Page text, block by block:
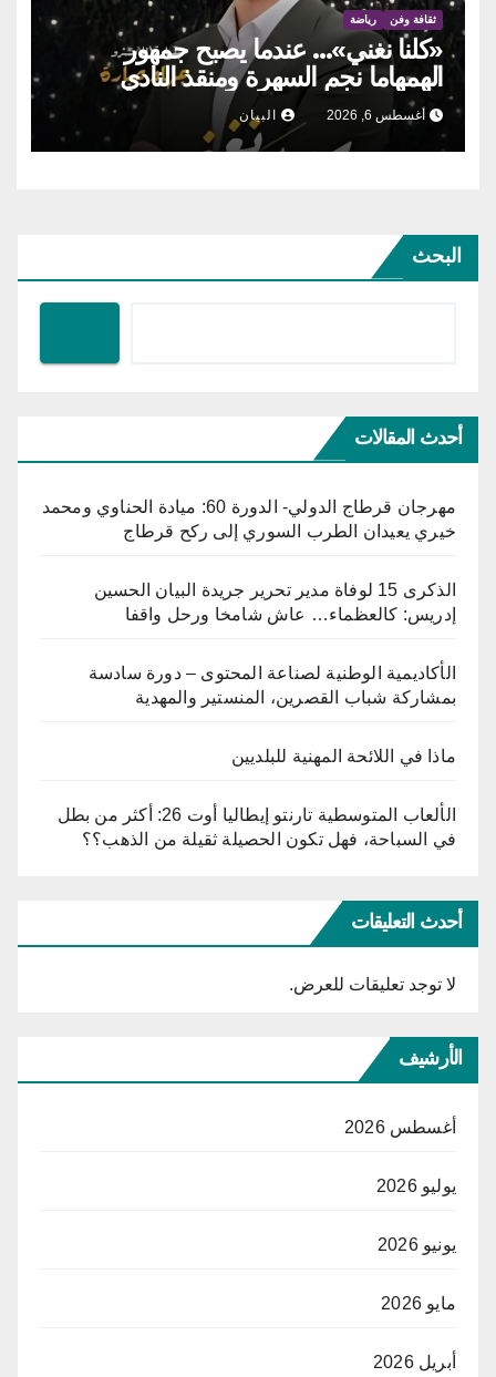
ثقافة وفن رياضة
«كلنا نغني»… عندما يصبح جمهور
الهمهاما نجم السهرة ومنقذ النادي
أغسطس 6, 2026 البيان
البحث
أحدث المقالات
مهرجان قرطاج الدولي- الدورة 60: ميادة الحناوي ومحمد
خيري يعيدان الطرب السوري إلى ركح قرطاج
الذكرى 15 لوفاة مدير تحرير جريدة البيان الحسين
إدريس: كالعظماء… عاش شامخا ورحل واقفا
الأكاديمية الوطنية لصناعة المحتوى – دورة سادسة
بمشاركة شباب القصرين، المنستير والمهدية
ماذا في اللائحة المهنية للبلديين
الألعاب المتوسطية تارنتو إيطاليا أوت 26: أكثر من بطل
في السباحة، فهل تكون الحصيلة ثقيلة من الذهب؟؟
أحدث التعليقات
لا توجد تعليقات للعرض.
الأرشيف
أغسطس 2026
يوليو 2026
يونيو 2026
مايو 2026
أبريل 2026